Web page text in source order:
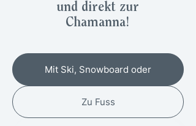
und direkt zur
Chamanna!
Mit Ski, Snowboard oder
Zu Fuss